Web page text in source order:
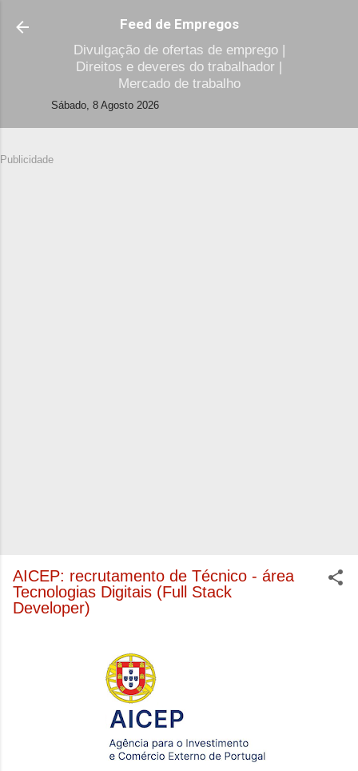
Avançar para o conteúdo principal
Feed de Empregos
Divulgação de ofertas de emprego |
Direitos e deveres do trabalhador |
Mercado de trabalho
Sábado, 8 Agosto 2026
Publicidade
AICEP: recrutamento de Técnico - área
Tecnologias Digitais (Full Stack
Developer)